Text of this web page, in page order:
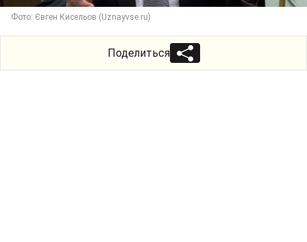
Фото: Євген Кисельов (Uznayvse.ru)
Поделиться